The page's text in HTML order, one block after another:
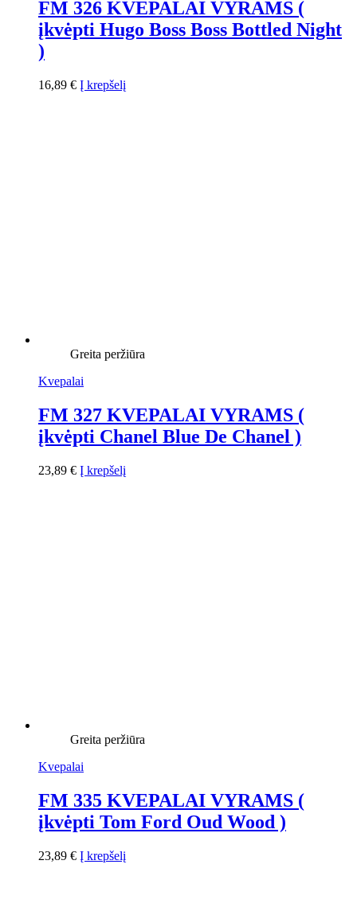
FM 326 KVEPALAI VYRAMS (
įkvėpti Hugo Boss Boss Bottled Night
)
16,89 € Į krepšelį
Greita peržiūra
Kvepalai
FM 327 KVEPALAI VYRAMS (
įkvėpti Chanel Blue De Chanel )
23,89 € Į krepšelį
Greita peržiūra
Kvepalai
FM 335 KVEPALAI VYRAMS (
įkvėpti Tom Ford Oud Wood )
23,89 € Į krepšelį